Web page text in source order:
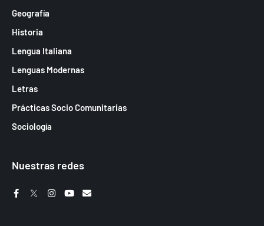
Geografía
Historia
Lengua Italiana
Lenguas Modernas
Letras
Prácticas Socio Comunitarias
Sociología
Nuestras redes